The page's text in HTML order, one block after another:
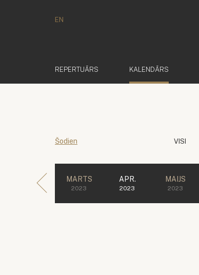
EN
REPERTUĀRS KALENDĀRS
Šodien VISI
MARTS
2023
APR.
2023
MAIJS
2023